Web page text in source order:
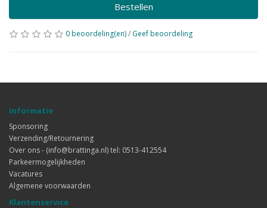
Bestellen
0 beoordeling(en)/ Geef beoordeling
Informatie
Sponsoring
Verzending/Retournering
Over ons - (info@brattinga.nl) tel: 0513-412554
Parkeermogelijkheden
Vacatures
Algemene voorwaarden
Klantenservice